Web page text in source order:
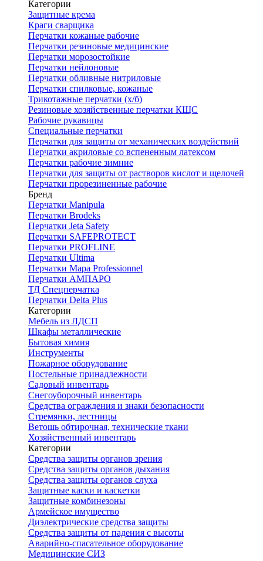
Категории
Защитные крема
Краги сварщика
Перчатки кожаные рабочие
Перчатки резиновые медицинские
Перчатки морозостойкие
Перчатки нейлоновые
Перчатки обливные нитриловые
Перчатки спилковые, кожаные
Трикотажные перчатки (х/б)
Резиновые хозяйственные перчатки КЩС
Рабочие рукавицы
Специальные перчатки
Перчатки для защиты от механических воздействий
Перчатки акриловые со вспененным латексом
Перчатки рабочие зимние
Перчатки для защиты от растворов кислот и щелочей
Перчатки прорезиненные рабочие
Бренд
Перчатки Manipula
Перчатки Brodeks
Перчатки Jeta Safety
Перчатки SAFEPROTECT
Перчатки PROFLINE
Перчатки Ultima
Перчатки Мара Professionnel
Перчатки АМПАРО
ТД Спецперчатка
Перчатки Delta Plus
Категории
Мебель из ЛДСП
Шкафы металлические
Бытовая химия
Инструменты
Пожарное оборудование
Постельные принадлежности
Садовый инвентарь
Снегоуборочный инвентарь
Средства ограждения и знаки безопасности
Стремянки, лестницы
Ветошь обтирочная, технические ткани
Хозяйственный инвентарь
Категории
Средства защиты органов зрения
Средства защиты органов дыхания
Средства защиты органов слуха
Защитные каски и каскетки
Защитные комбинезоны
Армейское имущество
Диэлектрические средства защиты
Средства защиты от падения с высоты
Аварийно-спасательное оборудование
Медицинские СИЗ